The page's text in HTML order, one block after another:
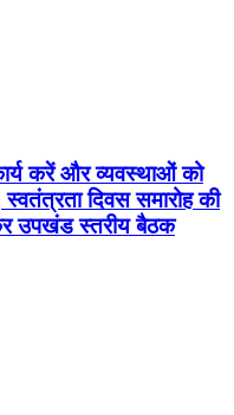
करें और व्यवस्थाओं को
दिवस समारोह की
उपखंड स्तरीय बैठक